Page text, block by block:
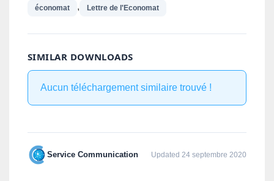
économat , Lettre de l'Economat
SIMILAR DOWNLOADS
Aucun téléchargement similaire trouvé !
Service Communication Updated 24 septembre 2020